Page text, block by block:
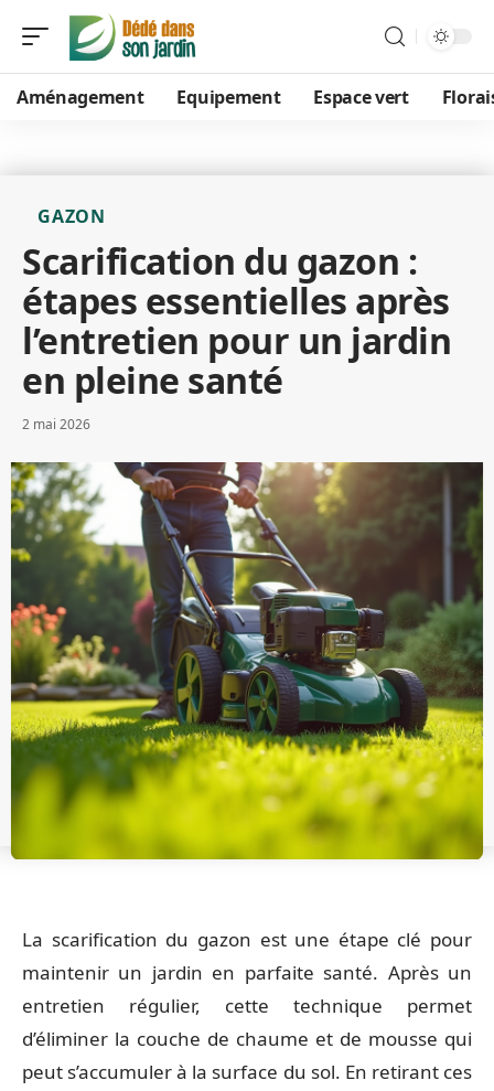
Aménagement Equipement Espace vert
GAZON
Scarification du gazon :
étapes essentielles après
l’entretien pour un jardin
en pleine santé
2 mai 2026
La scarification du gazon est une étape clé pour
maintenir un jardin en parfaite santé. Après un
entretien régulier, cette technique permet
d’éliminer la couche de chaume et de mousse qui
peut s’accumuler à la surface du sol. En retirant ces